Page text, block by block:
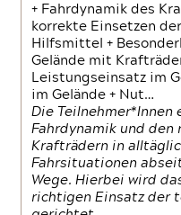
+ Fahrdynamik des
korrekte Einsetzen
Hilfsmittel +
Gelände mit
Leistungseinsatz im
im Gelände + Nut…
Die Teilnehmer*Innen
Fahrdynamik und
Krafträdern in
Fahrsituationen
Wege. Hierbei wird
richtigen Einsatz der